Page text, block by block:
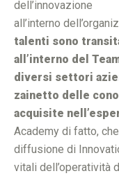
dell’innovazione
all’interno
talenti sono
all’interno del
diversi settori
zainetto delle
acquisite
Academy di fatto,
diffusione di
vitali dell’operatività